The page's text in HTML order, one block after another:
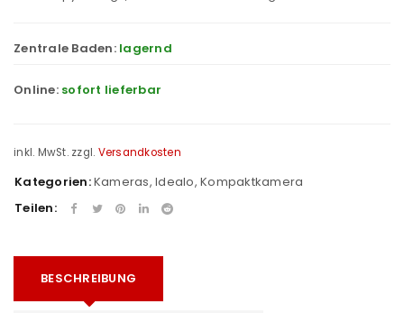
Zentrale Baden: lagernd
Online: sofort lieferbar
inkl. MwSt. zzgl. Versandkosten
Kategorien:Kameras, Idealo, Kompaktkamera
Teilen:
BESCHREIBUNG